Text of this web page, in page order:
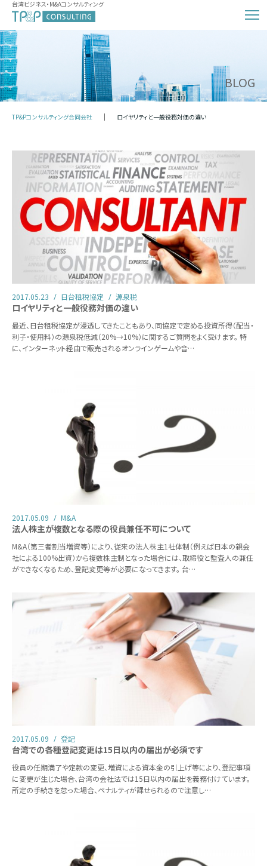
台湾ビジネス・M&Aコンサルティング
BLOG
TP&Pコンサルティング合同会社 ロイヤリティと一般役務対価の違い
2017.05.23 日台租税協定 源泉税
ロイヤリティと一般役務対価の違い
最近、日台租税協定が浸透してきたこともあり、同協定で定める投資所得（配当・
利子・使用料）の源泉税低減（20%→10%）に関するご質問をよく受けます。 特
に、インターネット経由で販売されるオンラインゲームや音…
2017.05.09 M&A
法人株主が複数となる際の役員兼任不可について
M&A（第三者割当増資等）により、従来の法人株主1社体制（例えば日本の親会
社による100%出資）から複数株主制となった場合には、取締役と監査人の兼任
ができなくなるため、登記変更等が必要になってきます。 台…
2017.05.09 登記
台湾での各種登記変更は15日以内の届出が必須です
役員の任期満了や定款の変更、増資による資本金の引上げ等により、登記事項
に変更が生じた場合、台湾の会社法では15日以内の届出を義務付けています。
所定の手続きを怠った場合、ペナルティが課せられるので注意し…